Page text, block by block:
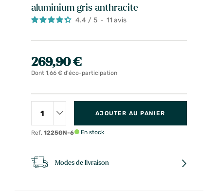
aluminium gris anthracite
4.4 / 5 - 11 avis
269,90 €
Dont 1,66 € d'éco-participation
Ref. 1225GN-6
AJOUTER AU PANIER
En stock
Modes de livraison